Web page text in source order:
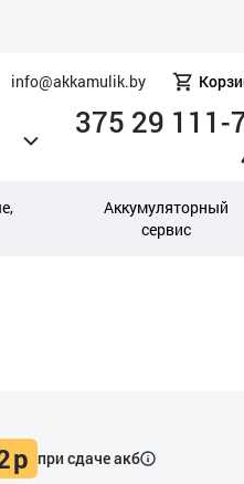
info@akkamulik.by
375 29 111-
Аккумуляторный
сервис
р при сдаче акб